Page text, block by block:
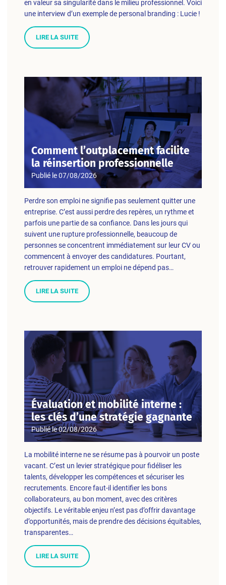
en valeur sa singularité dans le milieu professionnel. Voici
une interview d’un exemple de personal branding : Lucie !
LIRE LA SUITE
Comment l’outplacement facilite
la réinsertion professionnelle
Publié le07/08/2026
Perdre son emploi ne signifie pas seulement quitter une
entreprise. C’est aussi perdre des repères, un rythme et
parfois une partie de sa confiance. Dans les jours qui
suivent une rupture professionnelle, beaucoup de
personnes se concentrent immédiatement sur leur CV ou
commencent à envoyer des candidatures. Pourtant,
retrouver rapidement un emploi ne dépend pas…
LIRE LA SUITE
Évaluation et mobilité interne :
les clés d’une stratégie gagnante
Publié le02/08/2026
La mobilité interne ne se résume pas à pourvoir un poste
vacant. C’est un levier stratégique pour fidéliser les
talents, développer les compétences et sécuriser les
recrutements. Encore faut-il identifier les bons
collaborateurs, au bon moment, avec des critères
objectifs. Le véritable enjeu n’est pas d’offrir davantage
d’opportunités, mais de prendre des décisions équitables,
transparentes…
LIRE LA SUITE